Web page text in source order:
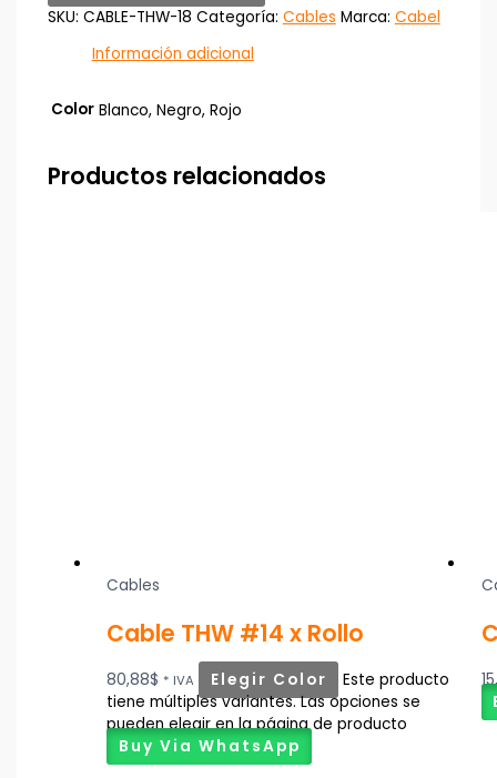
SKU: CABLE-THW-18 Categoría: Cables Marca: Cabel
Información adicional
Color Blanco, Negro, Rojo
Productos relacionados
Cables
Cable THW #14 x Rollo
80,88$ * IVA Elegir Color
Este producto
tiene múltiples variantes. Las opciones se
pueden elegir en la página de producto
Buy Via WhatsApp